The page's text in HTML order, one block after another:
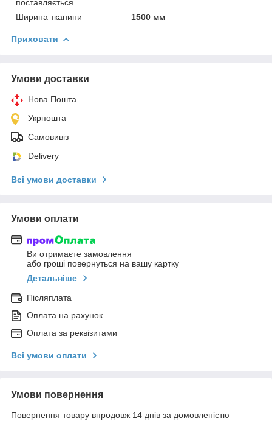
поставляється
Ширина тканини 1500 мм
Приховати
Умови доставки
Нова Пошта
Укрпошта
Самовивіз
Delivery
Всі умови доставки
Умови оплати
Ви отримаєте замовлення
або гроші повернуться на вашу картку
Детальніше
Післяплата
Оплата на рахунок
Оплата за реквізитами
Всі умови оплати
Умови повернення
Повернення товару впродовж 14 днів за домовленістю